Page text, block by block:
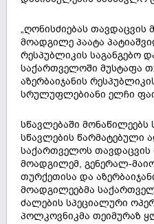
„ღონისძიებას თავდაცვის
მოადგილე პაატა
რესპუბლიკის საგანგებო
საქართველოში მუსტაფა
აზერბაიჯანის
სრულუფლებიანი ელჩი
სწავლებაში მონაწილეებს
სწავლების წარმატებული
საქართველოს თავდაცვის
მოადგილემ, გენერალ-
თურქეთისა და
მოადგილეებმა
ძალების სპეციალური
პოლკოვნიკმა თეიმურაზ